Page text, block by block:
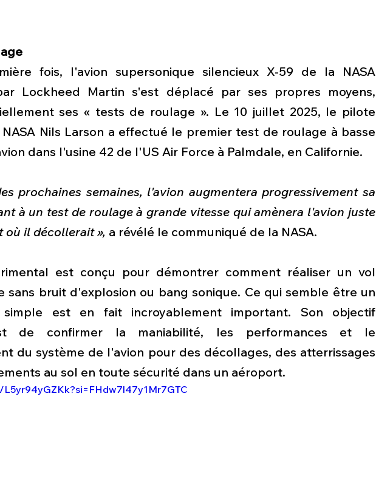
fois, l'avion supersonique silencieux X-59 de la NASA
Lockheed Martin s'est déplacé par ses propres moyens,
ses « tests de roulage ». Le 10 juillet 2025, le pilote
Nils Larson a effectué le premier test de roulage à basse
dans l'usine 42 de l'US Air Force à Palmdale, en Californie.
prochaines semaines, l'avion augmentera progressivement sa
à un test de roulage à grande vitesse qui amènera l'avion juste
où il décollerait », a révélé le communiqué de la NASA.
est conçu pour démontrer comment réaliser un vol
sans bruit d'explosion ou bang sonique. Ce qui semble être un
simple est en fait incroyablement important. Son objectif
de confirmer la maniabilité, les performances et le
du système de l'avion pour des décollages, des atterrissages
au sol en toute sécurité dans un aéroport.